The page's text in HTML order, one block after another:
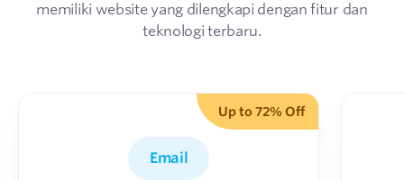
memiliki website yang dilengkapi dengan fitur dan
teknologi terbaru.
Up to 72% Off
Email